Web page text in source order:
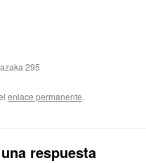
295
enlace permanente.
respuesta